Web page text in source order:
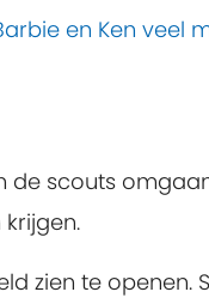
en Ken veel
de scouts
zien te openen.